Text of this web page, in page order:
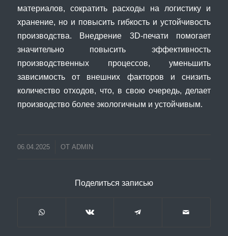
материалов, сократить расходы на логистику и
хранение, но и повысить гибкость и устойчивость
производства. Внедрение 3D-печати помогает
значительно повысить эффективность
производственных процессов, уменьшить
зависимость от внешних факторов и снизить
количество отходов, что, в свою очередь, делает
производство более экологичным и устойчивым.
06.04.2025 ОТ ADMIN
Поделиться записью